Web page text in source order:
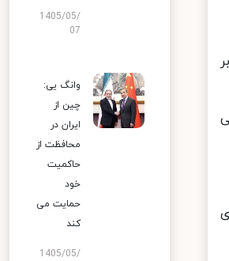
1405/05/
07
وانگ یی:
چین از
ایران در
محافظت از
حاکمیت
خود
حمایت می
کند
1405/05/